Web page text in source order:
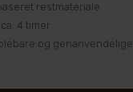
restmateriale
4 timer
og genanvendelige